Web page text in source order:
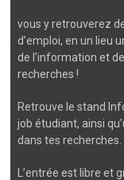
vous y retrouverez
d’emploi, en un lieu
de l’information et
recherches !
Retrouve le stand
job étudiant, ainsi
dans tes recherches.
L’entrée est libre et